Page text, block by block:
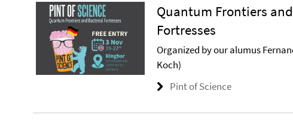
Quantum Frontiers
Fortresses
Organized by our alumus
Koch)
Pint of Science